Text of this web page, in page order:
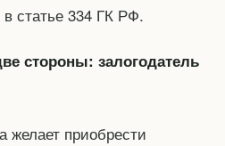
в статье 334 ГК РФ.
стороны: залогодатель
желает приобрести